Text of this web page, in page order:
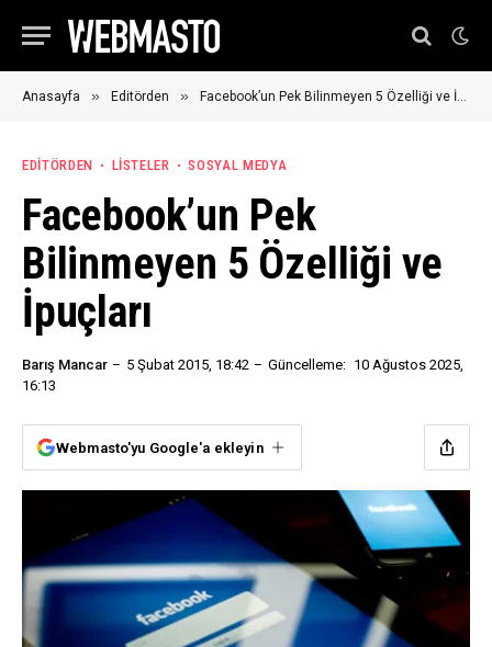
Anasayfa » Editörden » Facebook’un Pek Bilinmeyen 5 Özelliği ve İpuçları
EDITÖRDEN LISTELER SOSYAL MEDYA
Facebook’un Pek
Bilinmeyen 5 Özelliği ve
İpuçları
Barış Mancar 5 Şubat 2015, 18:42 Güncelleme: 10 Ağustos 2025,
16:13
Webmasto'yu Google'a ekleyin